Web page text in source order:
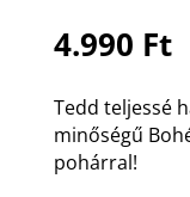
4.990 Ft
Tedd teljessé
minőségű
pohárral!